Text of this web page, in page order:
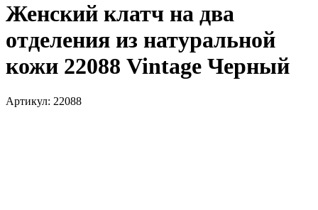
Женский клатч на два
отделения из натуральной
кожи 22088 Vintage Черный
Артикул: 22088